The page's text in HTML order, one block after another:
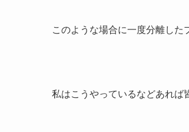
このような場合に一度分離した
私はこうやっているなどあれば